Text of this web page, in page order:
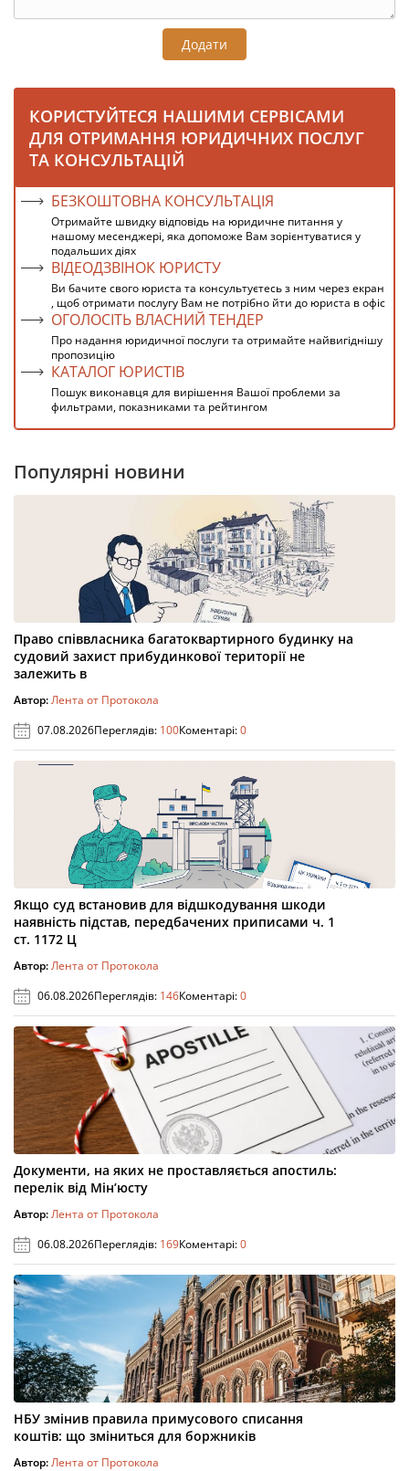
Додати
КОРИСТУЙТЕСЯ НАШИМИ СЕРВІСАМИ
ДЛЯ ОТРИМАННЯ ЮРИДИЧНИХ ПОСЛУГ
ТА КОНСУЛЬТАЦІЙ
БЕЗКОШТОВНА КОНСУЛЬТАЦІЯ
Отримайте швидку відповідь на юридичне питання у
нашому месенджері, яка допоможе Вам зорієнтуватися у
подальших діях
ВІДЕОДЗВІНОК ЮРИСТУ
Ви бачите свого юриста та консультуєтесь з ним через екран
, щоб отримати послугу Вам не потрібно йти до юриста в офіс
ОГОЛОСІТЬ ВЛАСНИЙ ТЕНДЕР
Про надання юридичної послуги та отримайте найвигіднішу
пропозицію
КАТАЛОГ ЮРИСТІВ
Пошук виконавця для вирішення Вашої проблеми за
фильтрами, показниками та рейтингом
Популярні новини
Право співвласника багатоквартирного будинку на
судовий захист прибудинкової території не
залежить в
Автор:Лента от Протокола
07.08.2026Переглядів: 100Коментарі:0
Якщо суд встановив для відшкодування шкоди
наявність підстав, передбачених приписами ч. 1
ст. 1172 Ц
Автор:Лента от Протокола
06.08.2026Переглядів: 146Коментарі:0
Документи, на яких не проставляється апостиль:
перелік від Мін’юсту
Автор:Лента от Протокола
06.08.2026Переглядів: 169Коментарі:0
НБУ змінив правила примусового списання
коштів: що зміниться для боржників
Автор:Лента от Протокола